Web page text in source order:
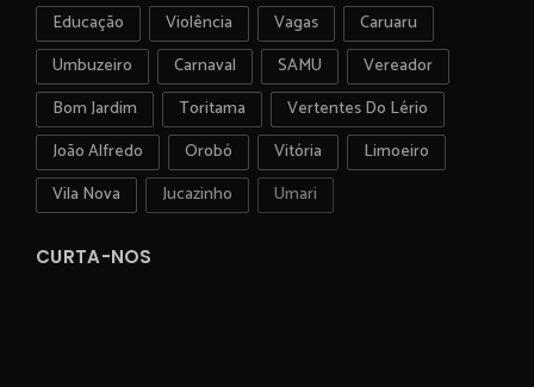
Educação
Violência Vagas
Caruaru
Umbuzeiro
Carnaval SAMU
Vereador
Bom Jardim
Toritama
Vertentes Do Lério
João Alfredo
Orobó Vitória
Limoeiro
Vila Nova
Jucazinho Umari
CURTA-NOS